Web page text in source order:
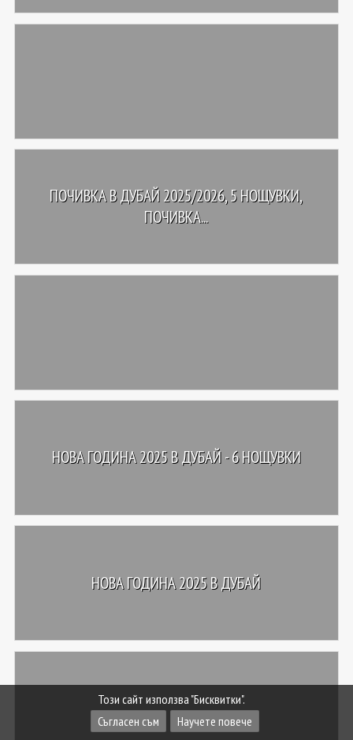
ПОЧИВКА В ДУБАЙ 2025/2026, 5 НОЩУВКИ,
ПОЧИВКА...
НОВА ГОДИНА 2025 В ДУБАЙ - 6 НОЩУВКИ
НОВА ГОДИНА 2025 В ДУБАЙ
Този сайт използва "Бисквитки".
Съгласен съм
Научете повече